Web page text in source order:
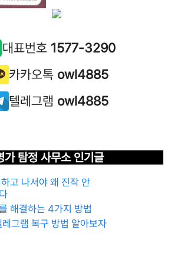
대표번호 1577-3290
카카오톡 owl4885
텔레그램 owl4885
가 탐정 사무소 인기글
고 나서야 왜 진작 안
해결하는 4가지 방법
레그램 복구 방법 알아보자